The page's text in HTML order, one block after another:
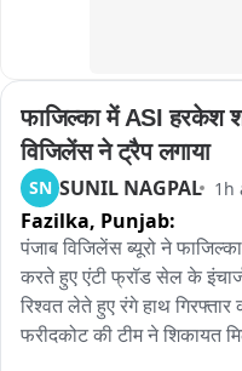
फाजिल्का में ASI हरकेश
विजिलेंस ने ट्रैप लगाया
SN SUNIL NAGPAL 1h
Fazilka, Punjab:
पंजाब विजिलेंस ब्यूरो ने
करते हुए एंटी फ्रॉड सेल के
रिश्वत लेते हुए रंगे हाथ गिरफ्तार
फरीदकोट की टीम ने शिकायत